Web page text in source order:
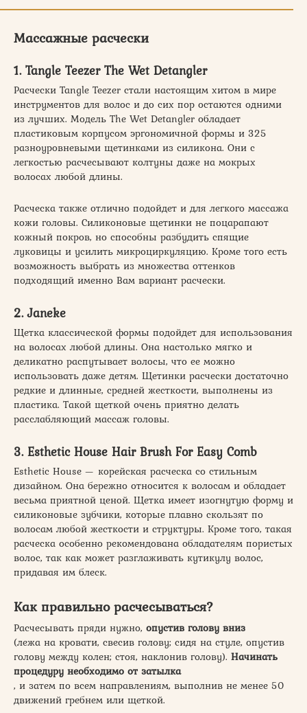
Массажные расчески
1. Tangle Teezer The Wet Detangler
Расчески Tangle Teezer стали настоящим хитом в мире
инструментов для волос и до сих пор остаются одними
из лучших. Модель The Wet Detangler обладает
пластиковым корпусом эргономичной формы и 325
разноуровневыми щетинками из силикона. Они с
легкостью расчесывают колтуны даже на мокрых
волосах любой длины.
Расческа также отлично подойдет и для легкого массажа
кожи головы. Силиконовые щетинки не поцарапают
кожный покров, но способны разбудить спящие
луковицы и усилить микроциркуляцию. Кроме того есть
возможность выбрать из множества оттенков
подходящий именно Вам вариант расчески.
2. Janeke
Щетка классической формы подойдет для использования
на волосах любой длины. Она настолько мягко и
деликатно распутывает волосы, что ее можно
использовать даже детям. Щетинки расчески достаточно
редкие и длинные, средней жесткости, выполнены из
пластика. Такой щеткой очень приятно делать
расслабляющий массаж головы.
3. Esthetic House Hair Brush For Easy Comb
Esthetic House — корейская расческа со стильным
дизайном. Она бережно относится к волосам и обладает
весьма приятной ценой. Щетка имеет изогнутую форму и
силиконовые зубчики, которые плавно скользят по
волосам любой жесткости и структуры. Кроме того, такая
расческа особенно рекомендована обладателям пористых
волос, так как может разглаживать кутикулу волос,
придавая им блеск.
Как правильно расчесываться?
Расчесывать пряди нужно, опустив голову вниз
(лежа на кровати, свесив голову; сидя на стуле, опустив
голову между колен; стоя, наклонив голову). Начинать
процедуру необходимо от затылка
, и затем по всем направлениям, выполнив не менее 50
движений гребнем или щеткой.